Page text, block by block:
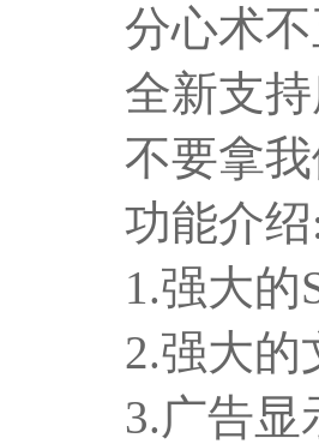
分心术
全新支
不要拿
功能介绍
1.强大的
2.强大的
3.广告